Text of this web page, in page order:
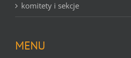
komitety i sekcje
MENU